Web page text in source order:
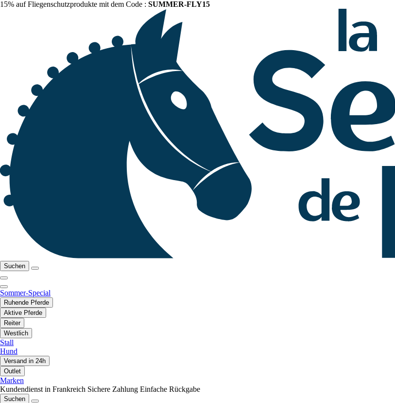
15% auf Fliegenschutzprodukte mit dem Code : SUMMER-FLY15
Suchen
Sommer-Special
Ruhende Pferde
Aktive Pferde
Reiter
Westlich
Stall
Hund
Versand in 24h
Outlet
Marken
Kundendienst in Frankreich Sichere Zahlung Einfache Rückgabe
Suchen